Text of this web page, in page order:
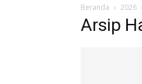
Beranda 2026
Arsip